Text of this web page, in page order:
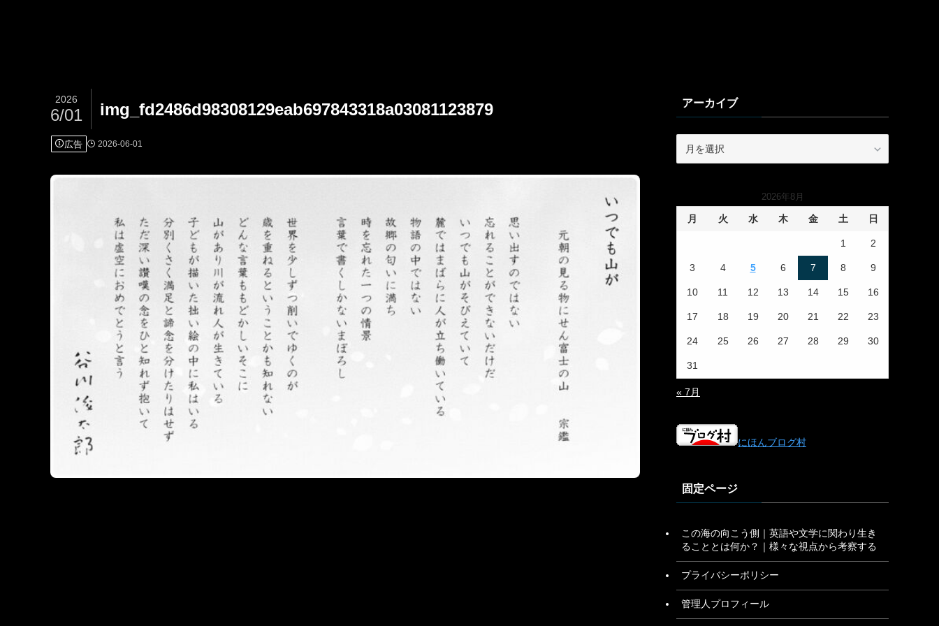
img_fd2486d98308129eab697843318a03081123879
2026
6/01
広告 2026-06-01
アーカイブ
2026年8月
月 火 水 木 金 土 日
1 2
3 4 5 6 7 8 9
10 11 12 13 14 15 16
17 18 19 20 21 22 23
24 25 26 27 28 29 30
31
« 7月
にほんブログ村
固定ページ
この海の向こう側｜英語や文学に関わり生き
ることとは何か？｜様々な視点から考察する
プライバシーポリシー
管理人プロフィール